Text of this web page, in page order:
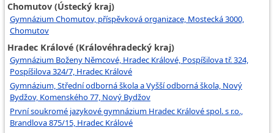
Chomutov (Ústecký kraj)
Gymnázium Chomutov, příspěvková organizace, Mostecká 3000,
Chomutov
Hradec Králové (Královéhradecký kraj)
Gymnázium Boženy Němcové, Hradec Králové, Pospíšilova tř. 324,
Pospíšilova 324/7, Hradec Králové
Gymnázium, Střední odborná škola a Vyšší odborná škola, Nový
Bydžov, Komenského 77, Nový Bydžov
První soukromé jazykové gymnázium Hradec Králové spol. s r.o.,
Brandlova 875/15, Hradec Králové